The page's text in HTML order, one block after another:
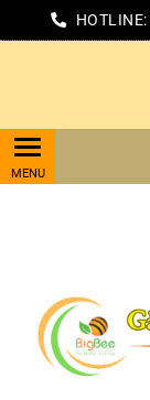
HOTLINE: